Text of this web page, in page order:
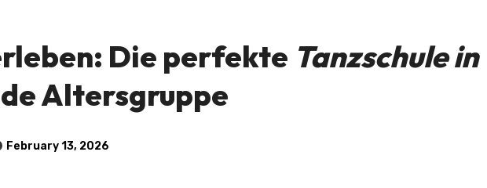
Die perfekte Tanzschule in
Altersgruppe
February 13, 2026